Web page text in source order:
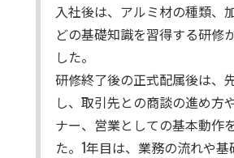
入社後は、アルミ材の種類、
どの基礎知識を習得する研修
した。
研修終了後の正式配属後は、
し、取引先との商談の進め方
ナー、営業としての基本動作
た。1年目は、業務の流れや